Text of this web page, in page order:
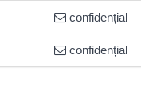
confidențial
confidențial